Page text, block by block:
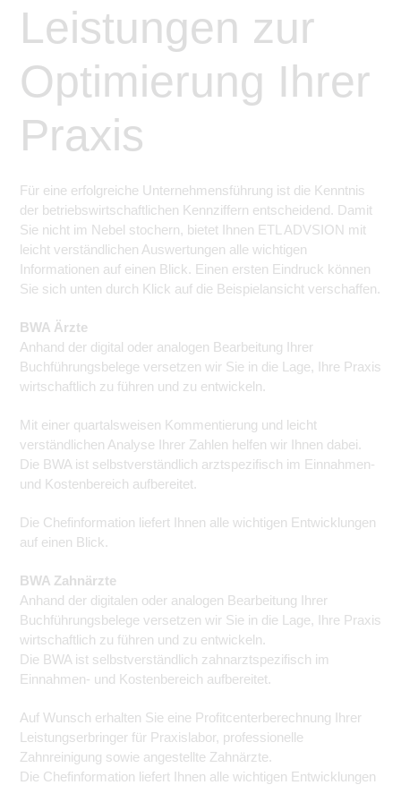
Leistungen zur
Optimierung Ihrer
Praxis
Für eine erfolgreiche Unternehmensführung ist die Kenntnis
der betriebswirtschaftlichen Kennziffern entscheidend. Damit
Sie nicht im Nebel stochern, bietet Ihnen ETL ADVSION mit
leicht verständlichen Auswertungen alle wichtigen
Informationen auf einen Blick. Einen ersten Eindruck können
Sie sich unten durch Klick auf die Beispielansicht verschaffen.
BWA Ärzte
Anhand der digital oder analogen Bearbeitung Ihrer
Buchführungsbelege versetzen wir Sie in die Lage, Ihre Praxis
wirtschaftlich zu führen und zu entwickeln.
Mit einer quartalsweisen Kommentierung und leicht
verständlichen Analyse Ihrer Zahlen helfen wir Ihnen dabei.
Die BWA ist selbstverständlich arztspezifisch im Einnahmen-
und Kostenbereich aufbereitet.
Die Chefinformation liefert Ihnen alle wichtigen Entwicklungen
auf einen Blick.
BWA Zahnärzte
Anhand der digitalen oder analogen Bearbeitung Ihrer
Buchführungsbelege versetzen wir Sie in die Lage, Ihre Praxis
wirtschaftlich zu führen und zu entwickeln.
Die BWA ist selbstverständlich zahnarztspezifisch im
Einnahmen- und Kostenbereich aufbereitet.
Auf Wunsch erhalten Sie eine Profitcenterberechnung Ihrer
Leistungserbringer für Praxislabor, professionelle
Zahnreinigung sowie angestellte Zahnärzte.
Die Chefinformation liefert Ihnen alle wichtigen Entwicklungen